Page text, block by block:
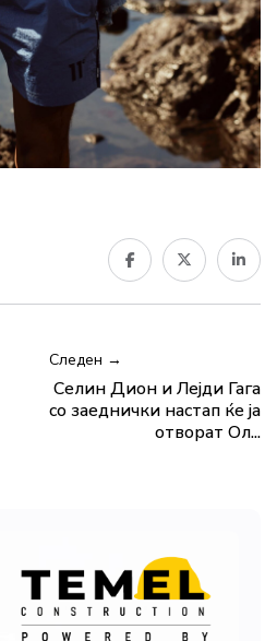
Следен →
Селин Дион и Лејди Гага
со заеднички настап ќе ја
отворат Ол...